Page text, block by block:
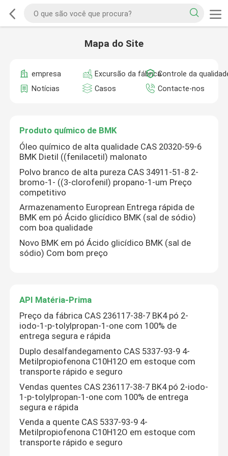
Mapa do Site
empresa Excursão da fábricaControle da
Notícias
Casos Contacte-nos
Produto químico de BMK
Óleo químico de alta qualidade CAS 20320-59-6
BMK Dietil ((fenilacetil) malonato
Polvo branco de alta pureza CAS 34911-51-8 2-
bromo-1- ((3-clorofenil) propano-1-um Preço
competitivo
Armazenamento Europrean Entrega rápida de
BMK em pó Ácido glicídico BMK (sal de sódio)
com boa qualidade
Novo BMK em pó Ácido glicídico BMK (sal de
sódio) Com bom preço
API Matéria-Prima
Preço da fábrica CAS 236117-38-7 BK4 pó 2-
iodo-1-p-tolylpropan-1-one com 100% de
entrega segura e rápida
Duplo desalfandegamento CAS 5337-93-9 4-
Metilpropiofenona C10H12O em estoque com
transporte rápido e seguro
Vendas quentes CAS 236117-38-7 BK4 pó 2-iodo-
1-p-tolylpropan-1-one com 100% de entrega
segura e rápida
Venda a quente CAS 5337-93-9 4-
Metilpropiofenona C10H12O em estoque com
transporte rápido e seguro